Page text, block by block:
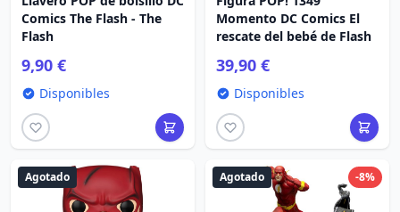
Comics The Flash - The
Flash
9,90 €
Disponibles
Momento DC Comics El
rescate del bebé de Flash
39,90 €
Disponibles
Agotado -8%
Agotado